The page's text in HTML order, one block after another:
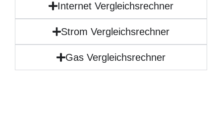
Internet Vergleichsrechner
Strom Vergleichsrechner
Gas Vergleichsrechner